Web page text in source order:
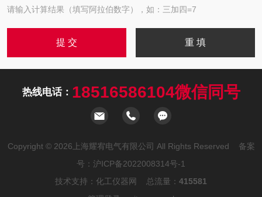
请输入计算结果（填写阿拉伯数字），如：三加四=7
热线电话： 18516586104微信同号
Copyright © 2026上海耀宥电气有限公司 All Rights Reserved 备案
号： 沪ICP备2022008314号-1
技术支持： 化工仪器网 总流量： 415581